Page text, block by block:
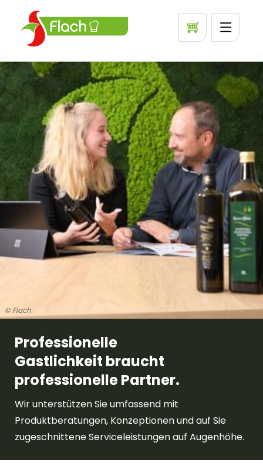
© Flach
Professionelle
Gastlichkeit braucht
professionelle Partner.
Wir unterstützen Sie umfassend mit
Produktberatungen, Konzeptionen und auf Sie
zugeschnittene Serviceleistungen auf Augenhöhe.